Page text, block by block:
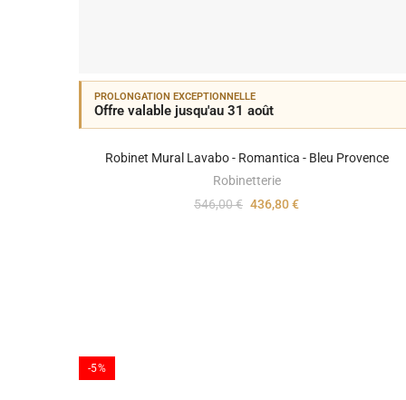
PROLONGATION EXCEPTIONNELLE
Offre valable jusqu'au 31 août
Robinet Mural Lavabo - Romantica - Bleu Provence
Robinetterie
546,00 € 436,80 €
-5%